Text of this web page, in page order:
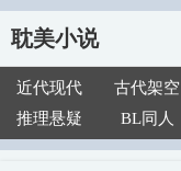
耽美小说
近代现代 古代架空
推理悬疑
BL同人